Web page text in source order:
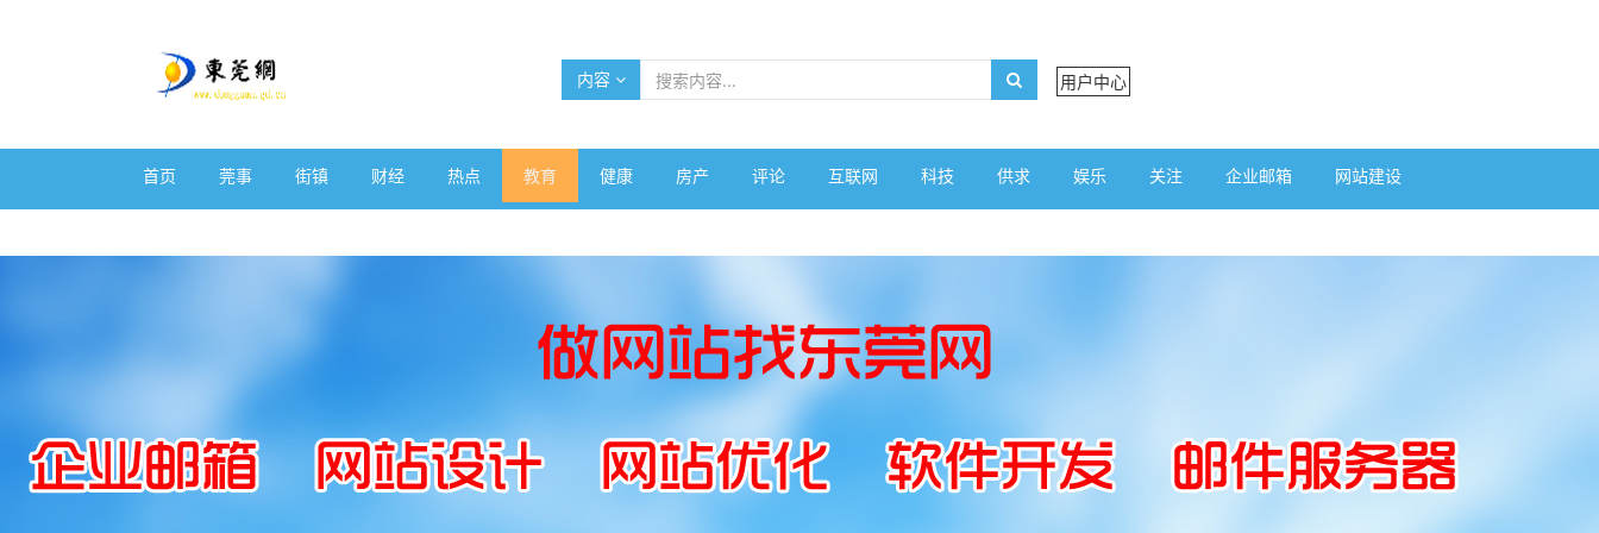
内容 用户中心
首页 莞事 街镇 财经 热点 教育 健康 房产 评论 互联网 科技 供求 娱乐 关注 企业邮箱 网站建设